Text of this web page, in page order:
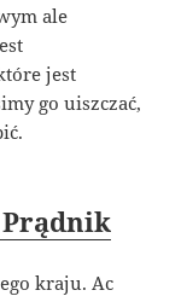
ale
jest
go uiszczać,
kraju. Ac